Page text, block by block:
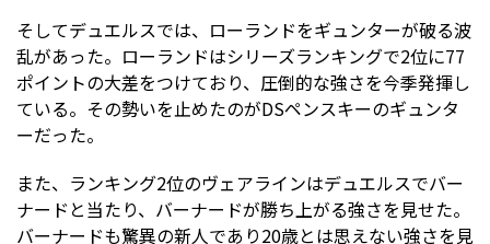
そしてデュエルスでは、ローランドをギュンターが破る波
乱があった。ローランドはシリーズランキングで2位に77
ポイントの大差をつけており、圧倒的な強さを今季発揮し
ている。その勢いを止めたのがDSペンスキーのギュンタ
ーだった。
また、ランキング2位のヴェアラインはデュエルスでバー
ナードと当たり、バーナードが勝ち上がる強さを見せた。
バーナードも驚異の新人であり20歳とは思えない強さを見